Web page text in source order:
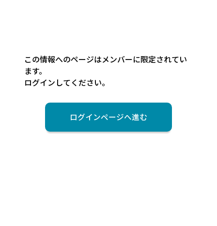
この情報へのページはメンバーに限定されてい
ます。
ログインしてください。
ログインページへ進む